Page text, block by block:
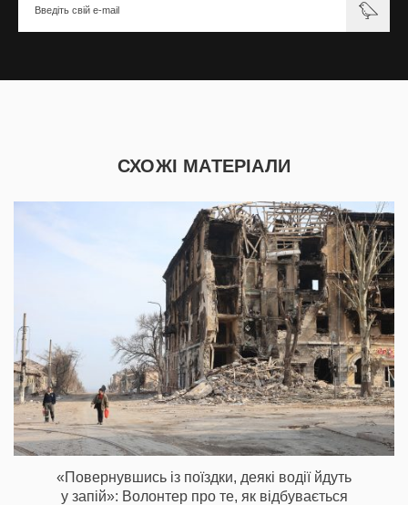
СХОЖІ МАТЕРІАЛИ
«Повернувшись із поїздки, деякі водії йдуть
у запій»: Волонтер про те, як відбувається